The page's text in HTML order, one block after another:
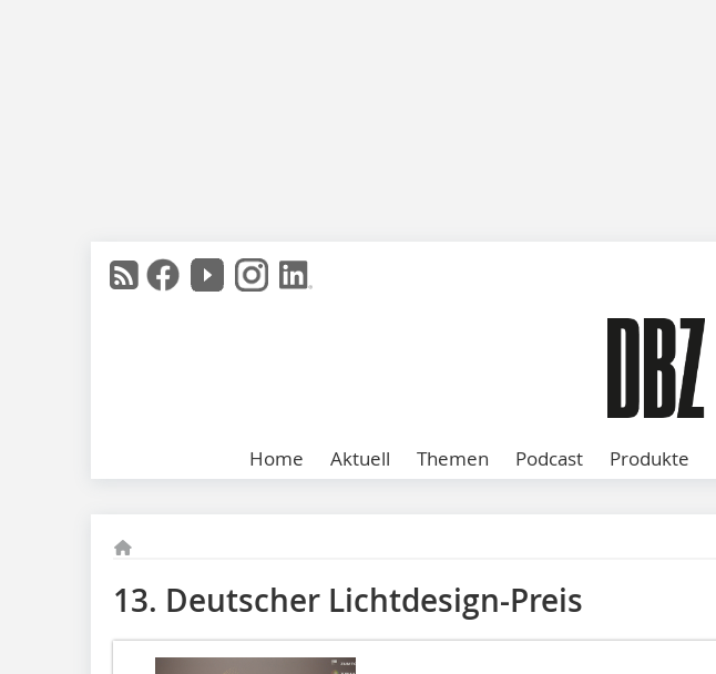
Home Aktuell Themen Podcast Produkte
13. Deutscher Lichtdesign-Preis